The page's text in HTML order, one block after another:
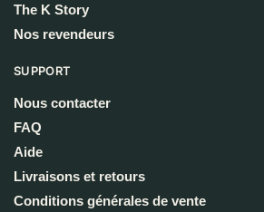
The K Story
Nos revendeurs
SUPPORT
Nous contacter
FAQ
Aide
Livraisons et retours
Conditions générales de vente